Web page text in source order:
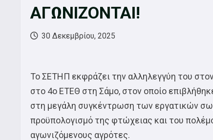
ΑΓΩΝΙΖΟΝΤΑΙ!
30 Δεκεμβρίου, 2025
Το ΣΕΤΗΠ εκφράζει την αλληλεγγύη του
στο 4ο ΕΤΕΘ στη Σάμο, στον οποίο
στη μεγάλη συγκέντρωση των εργατικών
προϋπολογισμό της φτώχειας και του
αγωνιζόμενους αγρότες.